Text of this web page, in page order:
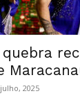
quebra
2025